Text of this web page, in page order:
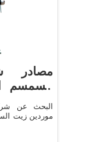
مصادر
السمسم
البحث عن
موردين زيت